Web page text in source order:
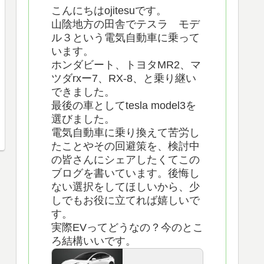
こんにちはojitesuです。
山陰地方の田舎でテスラ モデ
ル３という電気自動車に乗って
います。
ホンダビート、トヨタMR2、マ
ツダrxー7、RX-8、と乗り継い
できました。
最後の車としてtesla model3を
選びました。
電気自動車に乗り換えて苦労し
たことやその回避策を、検討中
の皆さんにシェアしたくてこの
ブログを書いています。後悔し
ない選択をしてほしいから、少
しでもお役に立てれば嬉しいで
す。
実際EVってどうなの？今のとこ
ろ結構いいです。